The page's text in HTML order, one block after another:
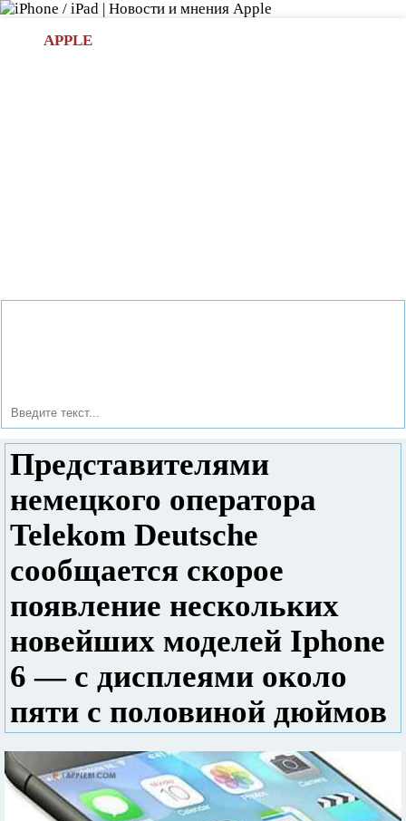
APPLE
Представителями
немецкого оператора
Telekom Deutsche
сообщается скорое
появление нескольких
новейших моделей Iphone
6 — с дисплеями около
пяти с половиной дюймов